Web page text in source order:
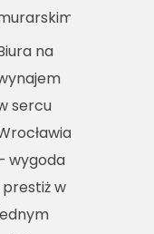
na
sercu
wygoda
prestiż w